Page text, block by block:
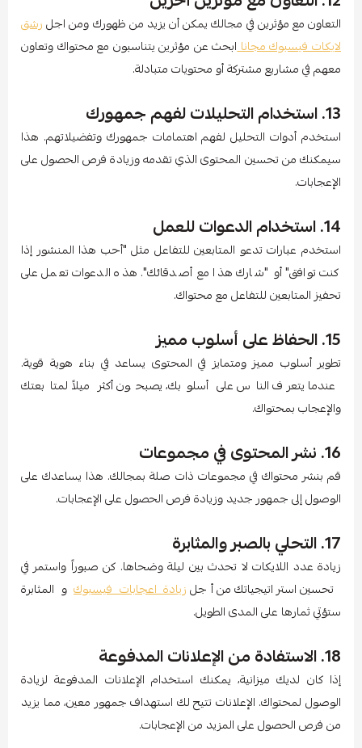
التعاون مع مؤثرين في مجالك يمكن أن يزيد من ظهورك ومن اجلرشق
لايكات فيسبوك مجاناابحث عن مؤثرين يتناسبون مع محتواك وتعاون
معهم في مشاريع مشتركة أو محتويات متبادلة.
13. استخدام التحليلات لفهم جمهورك
استخدم أدوات التحليل لفهم اهتمامات جمهورك وتفضيلاتهم. هذا
سيمكنك من تحسين المحتوى الذي تقدمه وزيادة فرص الحصول على
الإعجابات.
14. استخدام الدعوات للعمل
استخدم عبارات تدعو المتابعين للتفاعل مثل "أحب هذا المنشور إذا
كنت توافق" أو "شارك هذا مع أصدقائك". هذه الدعوات تعمل على
تحفيز المتابعين للتفاعل مع محتواك.
15. الحفاظ على أسلوب مميز
تطوير أسلوب مميز ومتمايز في المحتوى يساعد في بناء هوية قوية.
عندما يتعرف الناس على أسلوبك، يصبحون أكثر ميلاً لمتابعتك
والإعجاب بمحتواك.
16. نشر المحتوى في مجموعات
قم بنشر محتواك في مجموعات ذات صلة بمجالك. هذا يساعدك على
الوصول إلى جمهور جديد وزيادة فرص الحصول على الإعجابات.
17. التحلي بالصبر والمثابرة
زيادة عدد اللايكات لا تحدث بين ليلة وضحاها. كن صبوراً واستمر في
تحسين استراتيجياتك من أجلزيادة اعجابات فيسبوك و المثابرة
ستؤتي ثمارها على المدى الطويل.
18. الاستفادة من الإعلانات المدفوعة
إذا كان لديك ميزانية، يمكنك استخدام الإعلانات المدفوعة لزيادة
الوصول لمحتواك. الإعلانات تتيح لك استهداف جمهور معين، مما يزيد
من فرص الحصول على المزيد من الإعجابات.